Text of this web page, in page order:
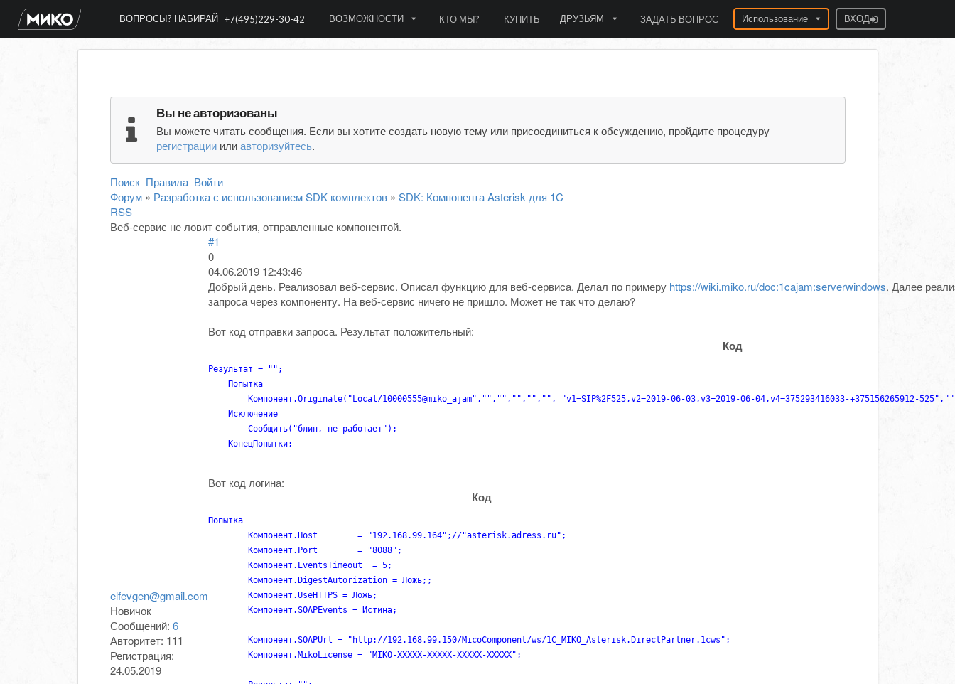
ВОПРОСЫ? НАБИРАЙ+7(495)229-30-42 ВОЗМОЖНОСТИ КТО МЫ? КУПИТЬ ДРУЗЬЯМ ЗАДАТЬ ВОПРОС Использование ВХОД
Вы не авторизованы
Вы можете читать сообщения. Если вы хотите создать новую тему или присоединиться к обсуждению, пройдите процедуру
регистрации илиавторизуйтесь.
Поиск Правила Войти
Форум » Разработка с использованием SDK комплектов » SDK: Компонента Asterisk для 1C
RSS
Веб-сервис не ловит события, отправленные компонентой.
elfevgen@gmail.com
Новичок
Сообщений: 6
Авторитет: 111
Регистрация:
24.05.2019
#1
0
04.06.2019 12:43:46
Добрый день. Реализовал веб-сервис. Описал функцию для веб-сервиса. Делал по примеру https://wiki.miko.ru/doc:1cajam:serverwindows. Далее
запроса через компоненту. На веб-сервис ничего не пришло. Может не так что делаю?
Вот код отправки запроса. Результат положительный:
Код
Результат = "";
Попытка
Компонент.Originate("Local/10000555@miko_ajam","","","","","", "v1=SIP%2F525,v2=2019-06-03,v3=2019-06-04,v4=375293416033-+375156265912-
Исключение
Сообщить("блин, не работает");
КонецПопытки;
Вот код логина:
Код
Попытка
Компонент.Host        = "192.168.99.164";//"asterisk.adress.ru";
Компонент.Port        = "8088";
Компонент.EventsTimeout  = 5;
Компонент.DigestAutorization = Ложь;;
Компонент.UseHTTPS = Ложь;
Компонент.SOAPEvents = Истина;
Компонент.SOAPUrl = "http://192.168.99.150/MicoComponent/ws/1C_MIKO_Asterisk.DirectPartner.1cws";
Компонент.MikoLicense = "MIKO-XXXXX-XXXXX-XXXXX-XXXXX";